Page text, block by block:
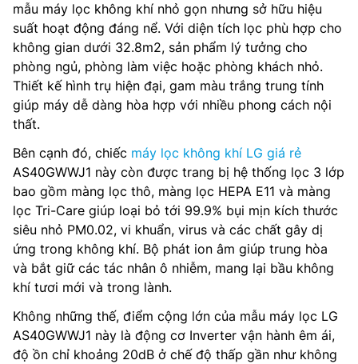
mẫu máy lọc không khí nhỏ gọn nhưng sở hữu hiệu
suất hoạt động đáng nể. Với diện tích lọc phù hợp cho
không gian dưới 32.8m2, sản phẩm lý tưởng cho
phòng ngủ, phòng làm việc hoặc phòng khách nhỏ.
Thiết kế hình trụ hiện đại, gam màu trắng trung tính
giúp máy dễ dàng hòa hợp với nhiều phong cách nội
thất.
Bên cạnh đó, chiếc máy lọc không khí LG giá rẻ
AS40GWWJ1 này còn được trang bị hệ thống lọc 3 lớp
bao gồm màng lọc thô, màng lọc HEPA E11 và màng
lọc Tri-Care giúp loại bỏ tới 99.9% bụi mịn kích thước
siêu nhỏ PM0.02, vi khuẩn, virus và các chất gây dị
ứng trong không khí. Bộ phát ion âm giúp trung hòa
và bắt giữ các tác nhân ô nhiễm, mang lại bầu không
khí tươi mới và trong lành.
Không những thế, điểm cộng lớn của mẫu máy lọc LG
AS40GWWJ1 này là động cơ Inverter vận hành êm ái,
độ ồn chỉ khoảng 20dB ở chế độ thấp gần như không